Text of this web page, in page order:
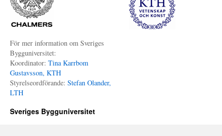
För mer information om Sveriges
Bygguniversitet:
Koordinator: Tina Karrbom
Gustavsson, KTH
Styrelseordförande: Stefan Olander,
LTH
Sveriges Bygguniversitet